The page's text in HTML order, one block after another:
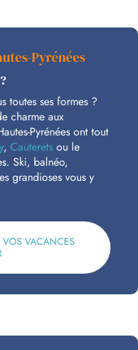
Pyrénées
toutes ses formes ?
charme aux
Pyrénées ont tout
, Cauterets ou le
Ski, balnéo,
grandioses vous y
VOS VACANCES